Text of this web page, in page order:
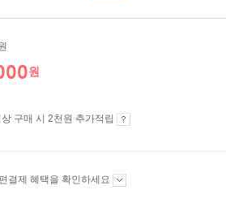
원
구매 시 2천원 추가적립
결제 혜택을 확인하세요